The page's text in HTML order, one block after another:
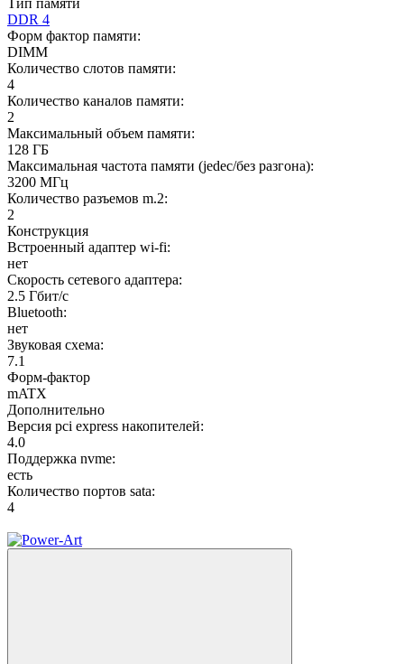
Тип памяти
DDR 4
Форм фактор памяти:
DIMM
Количество слотов памяти:
4
Количество каналов памяти:
2
Максимальный объем памяти:
128 ГБ
Максимальная частота памяти (jedec/без разгона):
3200 МГц
Количество разъемов m.2:
2
Конструкция
Встроенный адаптер wi-fi:
нет
Скорость сетевого адаптера:
2.5 Гбит/с
Bluetooth:
нет
Звуковая схема:
7.1
Форм-фактор
mATX
Дополнительно
Версия pci express накопителей:
4.0
Поддержка nvme:
есть
Количество портов sata:
4